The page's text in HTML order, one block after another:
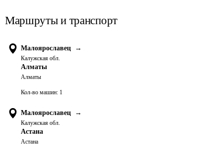
Маршруты и транспорт
Малоярославец →
Калужская обл.
Алматы
Алматы
Кол-во машин: 1
Малоярославец →
Калужская обл.
Астана
Астана